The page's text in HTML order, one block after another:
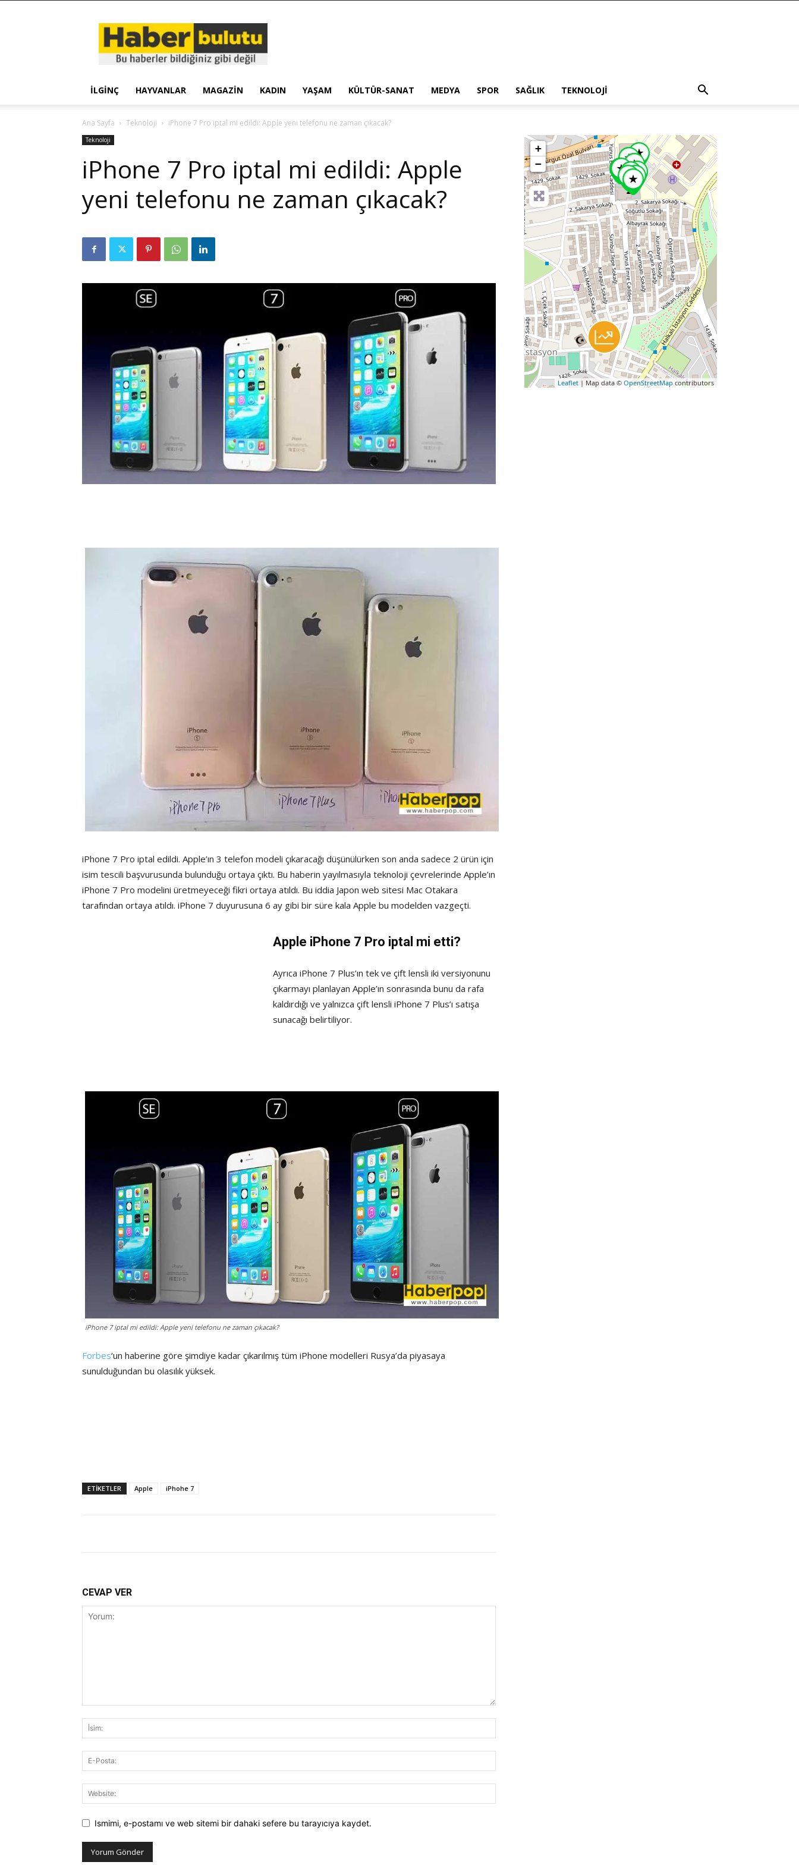
Haber
Bulutu
İLGINÇ HAYVANLAR MAGAZIN KADIN YAŞAM KÜLTÜR-SANAT MEDYA SPOR SAĞLIK TEKNOLOJI
Ana Sayfa Teknoloji iPhone 7 Pro iptal mi edildi: Apple yeni telefonu ne zaman çıkacak?
Teknoloji
iPhone 7 Pro iptal mi edildi: Apple
yeni telefonu ne zaman çıkacak?
iPhone 7 Pro iptal edildi. Apple’ın 3 telefon modeli çıkaracağı düşünülürken son anda sadece 2 ürün için
isim tescili başvurusunda bulunduğu ortaya çıktı. Bu haberin yayılmasıyla teknoloji çevrelerinde Apple’ın
iPhone 7 Pro modelini üretmeyeceği fikri ortaya atıldı. Bu iddia Japon web sitesi Mac Otakara
tarafından ortaya atıldı. iPhone 7 duyurusuna 6 ay gibi bir süre kala Apple bu modelden vazgeçti.
Apple iPhone 7 Pro iptal mi etti?
Ayrıca iPhone 7 Plus’ın tek ve çift lensli iki versiyonunu
çıkarmayı planlayan Apple’ın sonrasında bunu da rafa
kaldırdığı ve yalnızca çift lensli iPhone 7 Plus’ı satışa
sunacağı belirtiliyor.
iPhone 7 iptal mi edildi: Apple yeni telefonu ne zaman çıkacak?
Forbes‘un haberine göre şimdiye kadar çıkarılmış tüm iPhone modelleri Rusya’da piyasaya
sunulduğundan bu olasılık yüksek.
ETİKETLER Apple iPhohe 7
CEVAP VER
Ismimi, e-postamı ve web sitemi bir dahaki sefere bu tarayıcıya kaydet.
+
−
Leaflet | Map data © OpenStreetMap contributors